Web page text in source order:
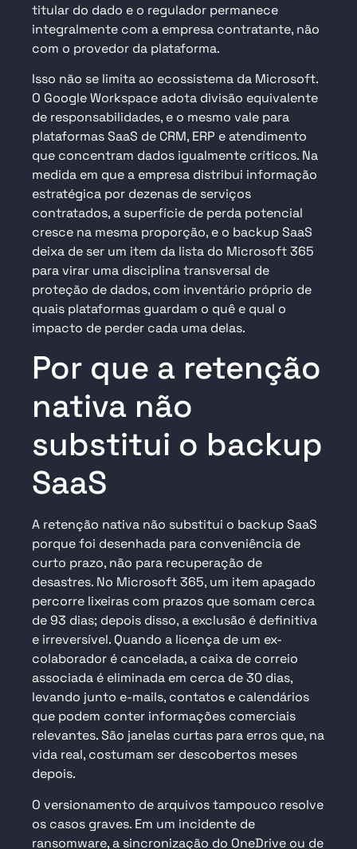
titular do dado e o regulador permanece
integralmente com a empresa contratante, não
com o provedor da plataforma.
Isso não se limita ao ecossistema da Microsoft.
O Google Workspace adota divisão equivalente
de responsabilidades, e o mesmo vale para
plataformas SaaS de CRM, ERP e atendimento
que concentram dados igualmente críticos. Na
medida em que a empresa distribui informação
estratégica por dezenas de serviços
contratados, a superfície de perda potencial
cresce na mesma proporção, e o backup SaaS
deixa de ser um item da lista do Microsoft 365
para virar uma disciplina transversal de
proteção de dados, com inventário próprio de
quais plataformas guardam o quê e qual o
impacto de perder cada uma delas.
Por que a retenção
nativa não
substitui o backup
SaaS
A retenção nativa não substitui o backup SaaS
porque foi desenhada para conveniência de
curto prazo, não para recuperação de
desastres. No Microsoft 365, um item apagado
percorre lixeiras com prazos que somam cerca
de 93 dias; depois disso, a exclusão é definitiva
e irreversível. Quando a licença de um ex-
colaborador é cancelada, a caixa de correio
associada é eliminada em cerca de 30 dias,
levando junto e-mails, contatos e calendários
que podem conter informações comerciais
relevantes. São janelas curtas para erros que, na
vida real, costumam ser descobertos meses
depois.
O versionamento de arquivos tampouco resolve
os casos graves. Em um incidente de
ransomware, a sincronização do OneDrive ou de